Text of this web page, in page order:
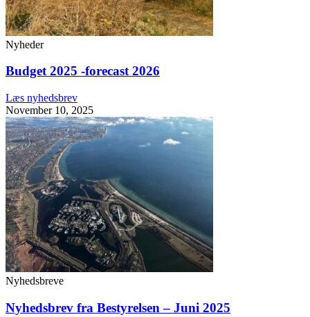
Nyheder
Budget 2025 -forecast 2026
Læs nyhedsbrev
November 10, 2025
Nyhedsbreve
Nyhedsbrev fra Bestyrelsen – Juni 2025